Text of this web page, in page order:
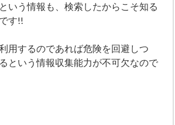
いう情報も、検索したからこそ知る
す!!
用するのであれば危険を回避しつ
という情報収集能力が不可欠なので